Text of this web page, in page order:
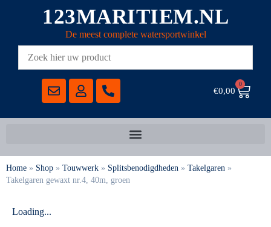
123MARITIEM.NL
De meest complete watersportwinkel
€0,00
0
Home » Shop » Touwwerk » Splitsbenodigdheden » Takelgaren »
Takelgaren gewaxt nr.4, 40m, groen
Loading...